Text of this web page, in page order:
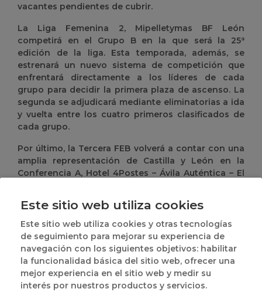
vacantes pendientes de cubrir.
La Liga Femenina 2, Mipelletymas BF León
competirá en el Grupo B en la que será la 25ª
edición de la liga. Esta temporada, además, se
estrenará un nuevo sistema de competición que
enfrentará directamente a los líderes de cada
grupo para decidir la primera plaza de ascenso. La
segunda se adjudicará mediante eliminatorias a ida
y vuelta entre los cuatro primeros clasificados de
cada grupo.
Por último, la Tercera FEB volverá a contar con una
amplia representación de Castilla y León en la
Conferencia A, Hotel 4Postes – Ávila Auténtica – El
Carbajosa, Caja Rural Reino de León, CBC Valladolid
y Grupo Inmapa Filipenses. En esta competición, se
modifica el sistema de clasificación de los equipos
para la Fase Final, a pesar de que se mantiene el
número de clasificados a dicha fase.Además, en la
Conferencia E permanece una vacante libre.
La Comisión Delegada de la
FEB ha abierto un plazo
extraordinario para presentar nuevas solicitudes de
Este sitio web utiliza cookies
Este sitio web utiliza cookies y otras tecnologías
de seguimiento para mejorar su experiencia de
navegación con los siguientes objetivos: habilitar
la funcionalidad básica del sitio web, ofrecer una
mejor experiencia en el sitio web y medir su
interés por nuestros productos y servicios.